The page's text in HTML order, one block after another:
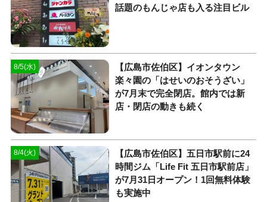
話題のもんじゃ店も入る注目ビル
8/5(水)
【広島市佐伯区】イオンタウン
楽々園の「はせいのおそうざい」
が7月末で完全閉店。館内では新
店・閉店の動きも続く
8/4(火)
【広島市佐伯区】五日市駅前に24
時間ジム「Life Fit 五日市駅前店」
が7月31日オープン！1回無料体験
も実施中